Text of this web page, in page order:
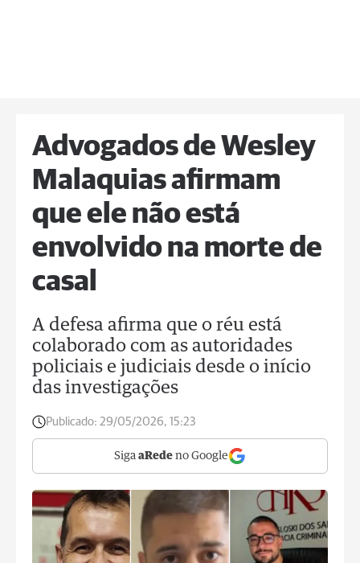
Advogados de Wesley
Malaquias afirmam
que ele não está
envolvido na morte de
casal
A defesa afirma que o réu está
colaborado com as autoridades
policiais e judiciais desde o início
das investigações
Publicado: 29/05/2026, 15:23
Siga aRede no Google